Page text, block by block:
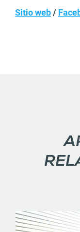
Sitio web/